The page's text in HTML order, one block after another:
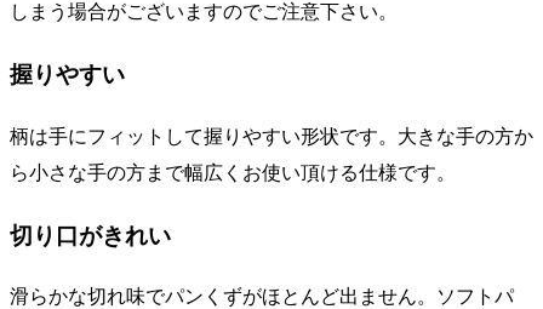
しまう場合がございますのでご注意下さい。
握りやすい
柄は手にフィットして握りやすい形状です。大きな手の方か
ら小さな手の方まで幅広くお使い頂ける仕様です。
切り口がきれい
滑らかな切れ味でパンくずがほとんど出ません。ソフトパ